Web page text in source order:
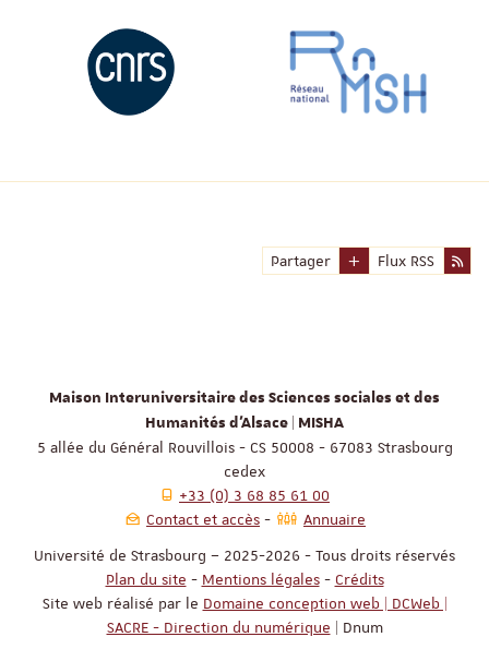
Partager Flux RSS
Maison Interuniversitaire des Sciences sociales et des
Humanités d'Alsace | MISHA
5 allée du Général Rouvillois - CS 50008 - 67083 Strasbourg
cedex
+33 (0) 3 68 85 61 00
Contact et accès
Annuaire
Université de Strasbourg – 2025-2026 - Tous droits réservés
Plan du site - Mentions légales- Crédits
Site web réalisé par le Domaine conception web | DCWeb |
SACRE - Direction du numérique | Dnum